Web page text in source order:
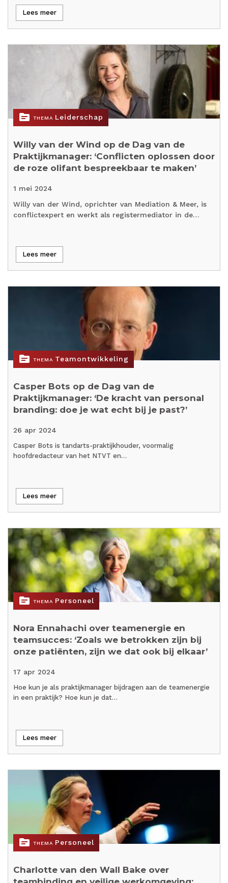
Lees meer
topic THEMA Leiderschap
Willy van der Wind op de Dag van de
Praktijkmanager: ‘Conflicten oplossen door
de roze olifant bespreekbaar te maken’
1 mei 2024
Willy van der Wind, oprichter van Mediation & Meer, is
conflictexpert en werkt als registermediator in de…
Lees meer
topic THEMA Teamontwikkeling
Casper Bots op de Dag van de
Praktijkmanager: ‘De kracht van personal
branding: doe je wat echt bij je past?’
26 apr 2024
Casper Bots is tandarts-praktijkhouder, voormalig
hoofdredacteur van het NTVT en…
Lees meer
topic THEMA Personeel
Nora Ennahachi over teamenergie en
teamsucces: ‘Zoals we betrokken zijn bij
onze patiënten, zijn we dat ook bij elkaar’
17 apr 2024
Hoe kun je als praktijkmanager bijdragen aan de teamenergie
in een praktijk? Hoe kun je dat…
Lees meer
topic THEMA Personeel
Charlotte van den Wall Bake over